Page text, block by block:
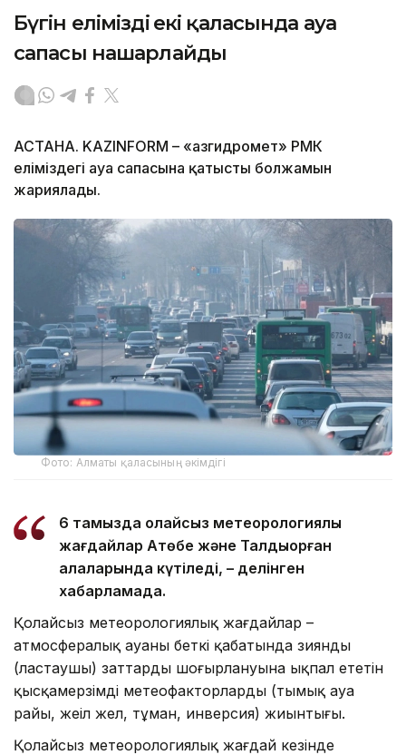
Бүгін еліміздің екі қаласында ауа
сапасы нашарлайды
АСТАНА. KAZINFORM – «Қазгидромет» РМК
еліміздегі ауа сапасына қатысты болжамын
жариялады.
Фото: Алматы қаласының әкімдігі
6 тамызда қолайсыз метеорологиялық
жағдайлар Ақтөбе және Талдықорған
қалаларында күтіледі, – делінген
хабарламада.
Қолайсыз метеорологиялық жағдайлар –
атмосфералық ауаның беткі қабатында зиянды
(ластаушы) заттардың шоғырлануына ықпал ететін
қысқамерзімді метеофакторлардың (тымық ауа
райы, жеңіл жел, тұман, инверсия) жиынтығы.
Қолайсыз метеорологиялық жағдай кезінде